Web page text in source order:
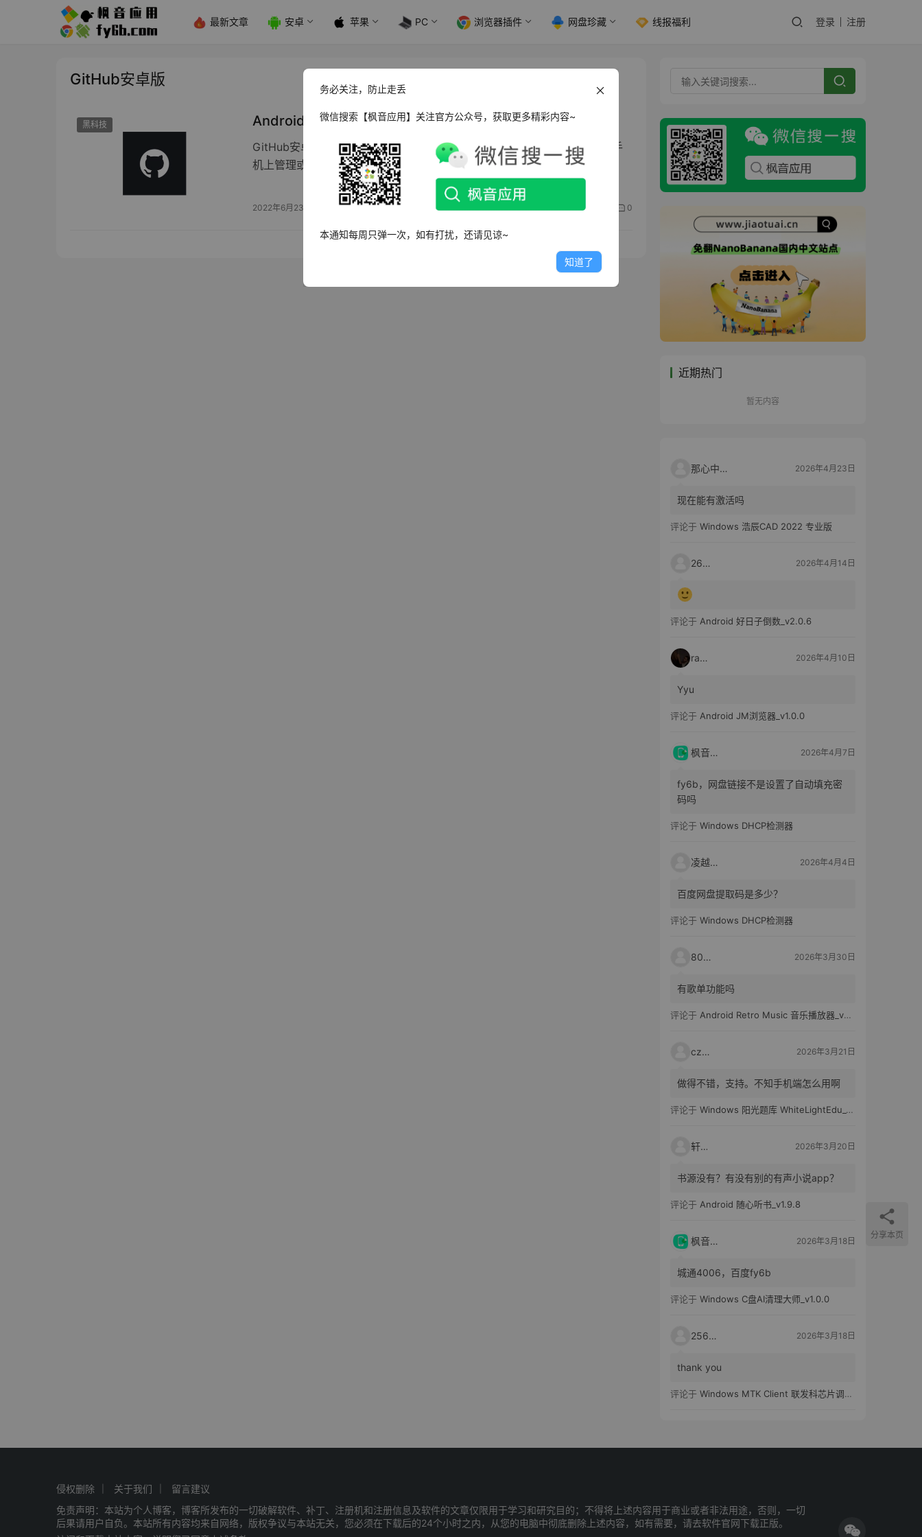
最新文章 安卓 苹果 PC 浏览器插件 网盘珍藏 线报福利 登录 注册
GitHub安卓版
黑科技 Android GitHub_1.64.0 安卓版
GitHub安卓版是一款GitHub网站官方出品的移动端应用。更好的方便你在手
机上管理或者对你的Gi…
2022年6月23日 0
近期热门
暂无内容
那心中的话 2026年4月23日
现在能有激活吗
评论于 Windows 浩辰CAD 2022 专业版
2603 2026年4月14日
评论于 Android 好日子倒数_v2.0.6
raka 2026年4月10日
Yyu
评论于 Android JM浏览器_v1.0.0
枫音应用 2026年4月7日
fy6b，网盘链接不是设置了自动填充密
码吗
评论于 Windows DHCP检测器
凌越电子 2026年4月4日
百度网盘提取码是多少？
评论于 Windows DHCP检测器
80521 2026年3月30日
有歌单功能吗
评论于 Android Retro Music 音乐播放器_v6.6.0
czh7 2026年3月21日
做得不错，支持。不知手机端怎么用啊
评论于 Windows 阳光题库 WhiteLightEdu_v2.0.0
轩爸 2026年3月20日
书源没有？有没有别的有声小说app？
评论于 Android 随心听书_v1.9.8
枫音应用 2026年3月18日
城通4006，百度fy6b
评论于 Windows C盘AI清理大师_v1.0.0
25651 2026年3月18日
thank you
评论于 Windows MTK Client 联发科芯片调试工具_v2.01 汉化版
侵权删除 关于我们
留言建议
免责声明：本站为个人博客，博客所发布的一切破解软件、补丁、注册机和注册信息及软件的文章仅限用于学习和研究目的；不得将上述内容用于商业或者非法用途，否则，一切
后果请用户自负。本站所有内容均来自网络，版权争议与本站无关，您必须在下载后的24个小时之内，从您的电脑中彻底删除上述内容，如有需要，请去软件官网下载正版。
分享本页
务必关注，防止走丢
微信搜索【枫音应用】关注官方公众号，获取更多精彩内容~
本通知每周只弹一次，如有打扰，还请见谅~
知道了